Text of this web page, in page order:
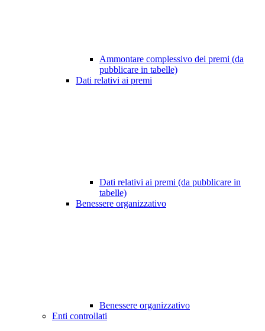
Ammontare complessivo dei premi (da
pubblicare in tabelle)
Dati relativi ai premi
Dati relativi ai premi (da pubblicare in
tabelle)
Benessere organizzativo
Benessere organizzativo
Enti controllati